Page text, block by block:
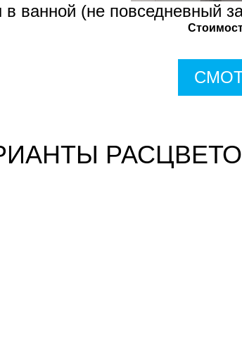
ванной (не повседневный